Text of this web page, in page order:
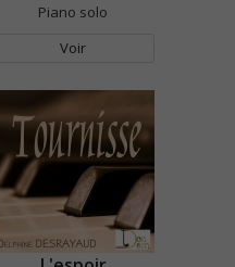
Piano solo
Voir